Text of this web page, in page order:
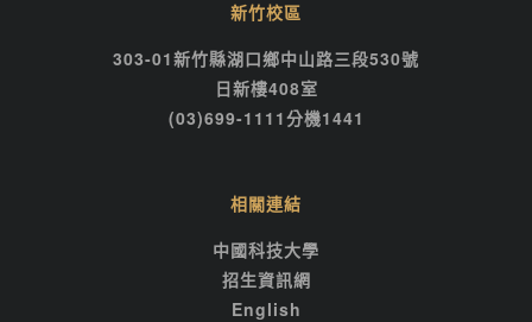
新竹校區
303-01新竹縣湖口鄉中山路三段530號
日新樓408室
(03)699-1111分機1441
相關連結
中國科技大學
招生資訊網
English